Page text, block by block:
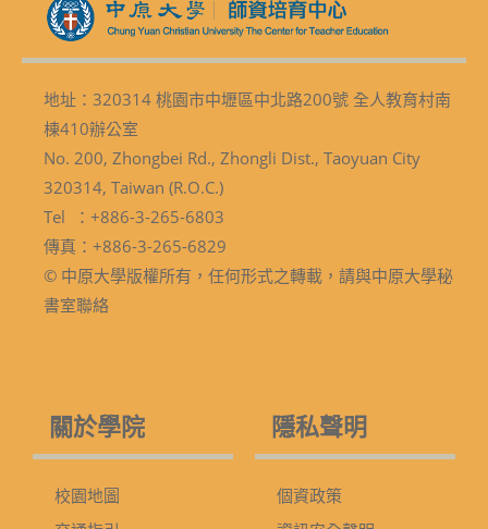
地址：320314 桃園市中壢區中北路200號 全人教育村南
棟410辦公室
No. 200, Zhongbei Rd., Zhongli Dist., Taoyuan City
320314, Taiwan (R.O.C.)
Tel ：+886-3-265-6803
傳真：+886-3-265-6829
© 中原大學版權所有，任何形式之轉載，請與中原大學秘
書室聯絡
關於學院
校園地圖
隱私聲明
個資政策